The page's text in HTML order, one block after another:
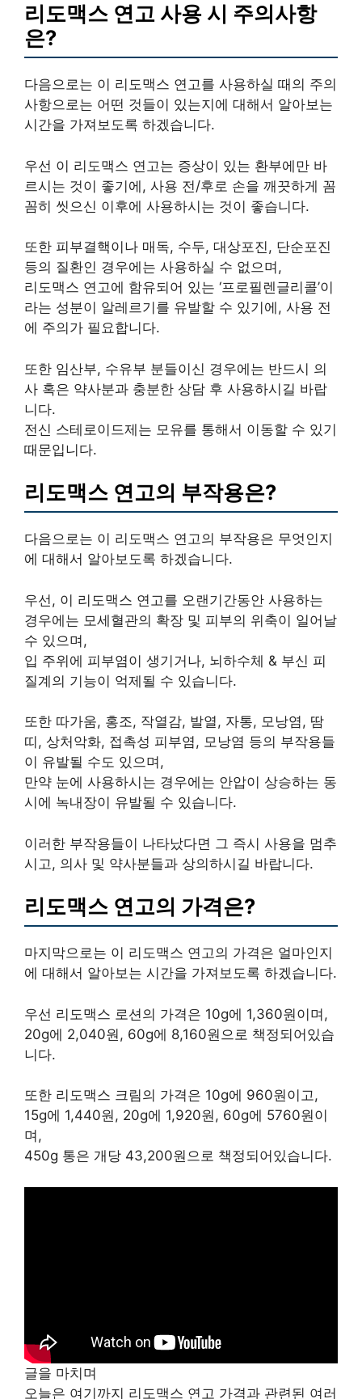
리도맥스 연고 사용 시 주의사항
은?
다음으로는 이 리도맥스 연고를 사용하실 때의 주의
사항으로는 어떤 것들이 있는지에 대해서 알아보는
시간을 가져보도록 하겠습니다.
우선 이 리도맥스 연고는 증상이 있는 환부에만 바
르시는 것이 좋기에, 사용 전/후로 손을 깨끗하게 꼼
꼼히 씻으신 이후에 사용하시는 것이 좋습니다.
또한 피부결핵이나 매독, 수두, 대상포진, 단순포진
등의 질환인 경우에는 사용하실 수 없으며,
리도맥스 연고에 함유되어 있는 ‘프로필렌글리콜’이
라는 성분이 알레르기를 유발할 수 있기에, 사용 전
에 주의가 필요합니다.
또한 임산부, 수유부 분들이신 경우에는 반드시 의
사 혹은 약사분과 충분한 상담 후 사용하시길 바랍
니다.
전신 스테로이드제는 모유를 통해서 이동할 수 있기
때문입니다.
리도맥스 연고의 부작용은?
다음으로는 이 리도맥스 연고의 부작용은 무엇인지
에 대해서 알아보도록 하겠습니다.
우선, 이 리도맥스 연고를 오랜기간동안 사용하는
경우에는 모세혈관의 확장 및 피부의 위축이 일어날
수 있으며,
입 주위에 피부염이 생기거나, 뇌하수체 & 부신 피
질계의 기능이 억제될 수 있습니다.
또한 따가움, 홍조, 작열감, 발열, 자통, 모낭염, 땀
띠, 상처악화, 접촉성 피부염, 모낭염 등의 부작용들
이 유발될 수도 있으며,
만약 눈에 사용하시는 경우에는 안압이 상승하는 동
시에 녹내장이 유발될 수 있습니다.
이러한 부작용들이 나타났다면 그 즉시 사용을 멈추
시고, 의사 및 약사분들과 상의하시길 바랍니다.
리도맥스 연고의 가격은?
마지막으로는 이 리도맥스 연고의 가격은 얼마인지
에 대해서 알아보는 시간을 가져보도록 하겠습니다.
우선 리도맥스 로션의 가격은 10g에 1,360원이며,
20g에 2,040원, 60g에 8,160원으로 책정되어있습
니다.
또한 리도맥스 크림의 가격은 10g에 960원이고,
15g에 1,440원, 20g에 1,920원, 60g에 5760원이
며,
450g 통은 개당 43,200원으로 책정되어있습니다.
글을 마치며
오늘은 여기까지 리도맥스 연고 가격과 관련된 여러